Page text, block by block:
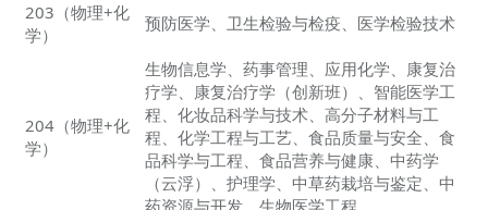
203（物理+化
学）
预防医学、卫生检验与检疫、医学检验技术
204（物理+化
学）
生物信息学、药事管理、应用化学、康复治
疗学、康复治疗学（创新班）、智能医学工
程、化妆品科学与技术、高分子材料与工
程、化学工程与工艺、食品质量与安全、食
品科学与工程、食品营养与健康、中药学
（云浮）、护理学、中草药栽培与鉴定、中